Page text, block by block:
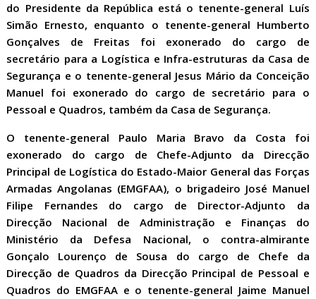
do Presidente da República está o tenente-general Luís
Simão Ernesto, enquanto o tenente-general Humberto
Gonçalves de Freitas foi exonerado do cargo de
secretário para a Logística e Infra-estruturas da Casa de
Segurança e o tenente-general Jesus Mário da Conceição
Manuel foi exonerado do cargo de secretário para o
Pessoal e Quadros, também da Casa de Segurança.
O tenente-general Paulo Maria Bravo da Costa foi
exonerado do cargo de Chefe-Adjunto da Direcção
Principal de Logística do Estado-Maior General das Forças
Armadas Angolanas (EMGFAA), o brigadeiro José Manuel
Filipe Fernandes do cargo de Director-Adjunto da
Direcção Nacional de Administração e Finanças do
Ministério da Defesa Nacional, o contra-almirante
Gonçalo Lourenço de Sousa do cargo de Chefe da
Direcção de Quadros da Direcção Principal de Pessoal e
Quadros do EMGFAA e o tenente-general Jaime Manuel